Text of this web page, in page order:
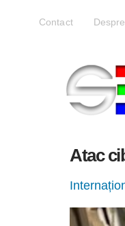
Contact
Atac